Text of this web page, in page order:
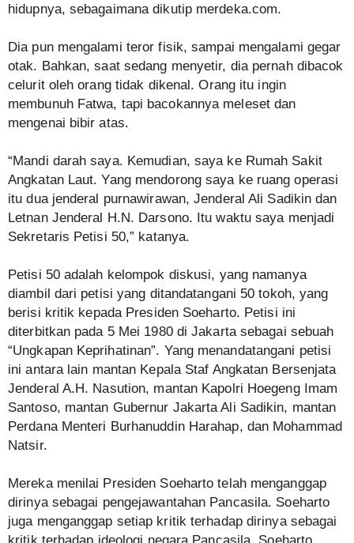
hidupnya, sebagaimana dikutip merdeka.com.
Dia pun mengalami teror fisik, sampai mengalami gegar
otak. Bahkan, saat sedang menyetir, dia pernah dibacok
celurit oleh orang tidak dikenal. Orang itu ingin
membunuh Fatwa, tapi bacokannya meleset dan
mengenai bibir atas.
“Mandi darah saya. Kemudian, saya ke Rumah Sakit
Angkatan Laut. Yang mendorong saya ke ruang operasi
itu dua jenderal purnawirawan, Jenderal Ali Sadikin dan
Letnan Jenderal H.N. Darsono. Itu waktu saya menjadi
Sekretaris Petisi 50,” katanya.
Petisi 50 adalah kelompok diskusi, yang namanya
diambil dari petisi yang ditandatangani 50 tokoh, yang
berisi kritik kepada Presiden Soeharto. Petisi ini
diterbitkan pada 5 Mei 1980 di Jakarta sebagai sebuah
“Ungkapan Keprihatinan”. Yang menandatangani petisi
ini antara lain mantan Kepala Staf Angkatan Bersenjata
Jenderal A.H. Nasution, mantan Kapolri Hoegeng Imam
Santoso, mantan Gubernur Jakarta Ali Sadikin, mantan
Perdana Menteri Burhanuddin Harahap, dan Mohammad
Natsir.
Mereka menilai Presiden Soeharto telah menganggap
dirinya sebagai pengejawantahan Pancasila. Soeharto
juga menganggap setiap kritik terhadap dirinya sebagai
kritik terhadap ideologi negara Pancasila. Soeharto